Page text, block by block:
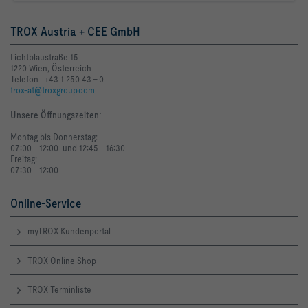
TROX Austria + CEE GmbH
Lichtblaustraße 15
1220 Wien, Österreich
Telefon +43 1 250 43 - 0
trox-at@troxgroup.com
Unsere Öffnungszeiten:
Montag bis Donnerstag:
07:00 - 12:00 und 12:45 - 16:30
Freitag:
07:30 - 12:00
Online-Service
myTROX Kundenportal
TROX Online Shop
TROX Terminliste